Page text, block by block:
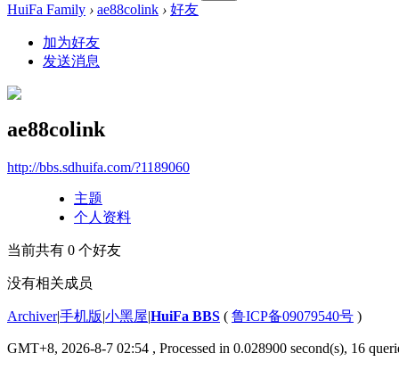
HuiFa Family › ae88colink › 好友
加为好友
发送消息
ae88colink
http://bbs.sdhuifa.com/?1189060
主题
个人资料
当前共有 0 个好友
没有相关成员
Archiver|手机版|小黑屋|HuiFa BBS ( 鲁ICP备09079540号 )
GMT+8, 2026-8-7 02:54 , Processed in 0.028900 second(s), 16